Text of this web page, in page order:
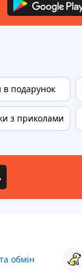
в подарунок
з приколами
обмін